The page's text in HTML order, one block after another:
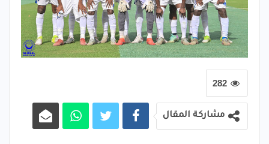
282
مشاركة المقال